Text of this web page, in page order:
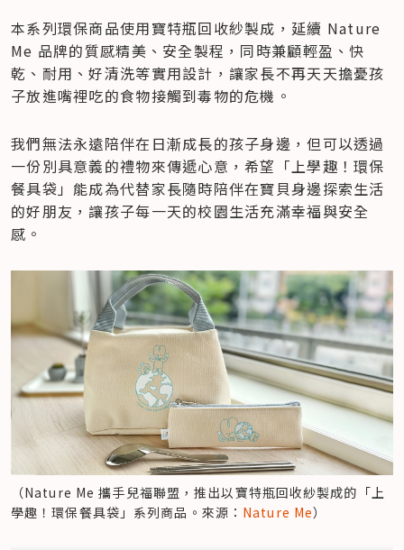
本系列環保商品使用寶特瓶回收紗製成，延續 Nature
Me 品牌的質感精美、安全製程，同時兼顧輕盈、快
乾、耐用、好清洗等實用設計，讓家長不再天天擔憂孩
子放進嘴裡吃的食物接觸到毒物的危機。
我們無法永遠陪伴在日漸成長的孩子身邊，但可以透過
一份別具意義的禮物來傳遞心意，希望「上學趣！環保
餐具袋」能成為代替家長隨時陪伴在寶貝身邊探索生活
的好朋友，讓孩子每一天的校園生活充滿幸福與安全
感。
（Nature Me 攜手兒福聯盟，推出以寶特瓶回收紗製成的「上
學趣！環保餐具袋」系列商品。來源： Nature Me）